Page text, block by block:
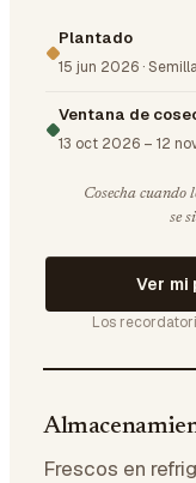
Plantado
15 jun 2026 ·
Ventana de
13 oct 2026 – 12
Cosecha cuando
se
Ver mi
Los
Frescos en